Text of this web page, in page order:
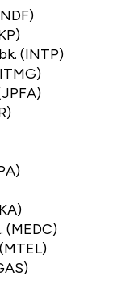
(INTP)
(MEDC)